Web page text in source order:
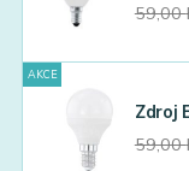
59,00
AKCE
Zdroj
59,00